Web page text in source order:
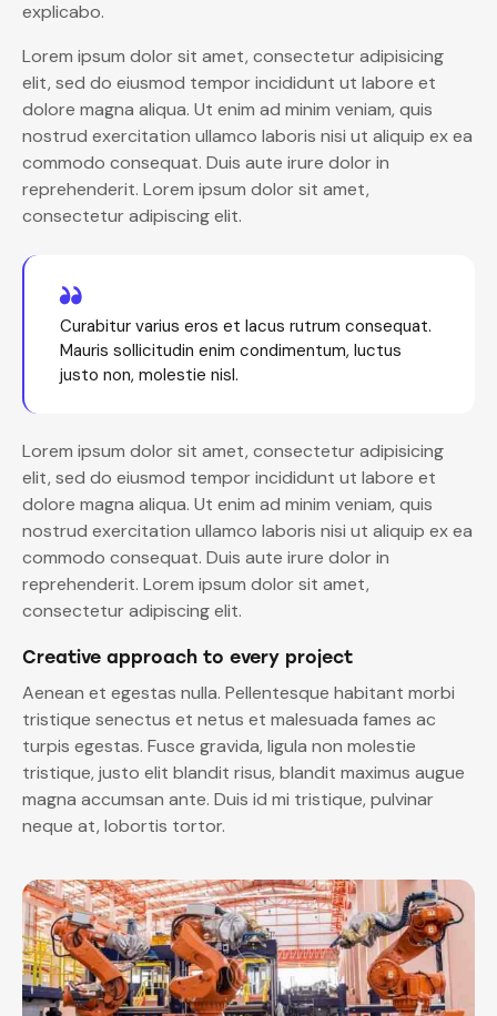
explicabo.
Lorem ipsum dolor sit amet, consectetur adipisicing
elit, sed do eiusmod tempor incididunt ut labore et
dolore magna aliqua. Ut enim ad minim veniam, quis
nostrud exercitation ullamco laboris nisi ut aliquip ex ea
commodo consequat. Duis aute irure dolor in
reprehenderit. Lorem ipsum dolor sit amet,
consectetur adipiscing elit.
Curabitur varius eros et lacus rutrum consequat.
Mauris sollicitudin enim condimentum, luctus
justo non, molestie nisl.
Lorem ipsum dolor sit amet, consectetur adipisicing
elit, sed do eiusmod tempor incididunt ut labore et
dolore magna aliqua. Ut enim ad minim veniam, quis
nostrud exercitation ullamco laboris nisi ut aliquip ex ea
commodo consequat. Duis aute irure dolor in
reprehenderit. Lorem ipsum dolor sit amet,
consectetur adipiscing elit.
Creative approach to every project
Aenean et egestas nulla. Pellentesque habitant morbi
tristique senectus et netus et malesuada fames ac
turpis egestas. Fusce gravida, ligula non molestie
tristique, justo elit blandit risus, blandit maximus augue
magna accumsan ante. Duis id mi tristique, pulvinar
neque at, lobortis tortor.